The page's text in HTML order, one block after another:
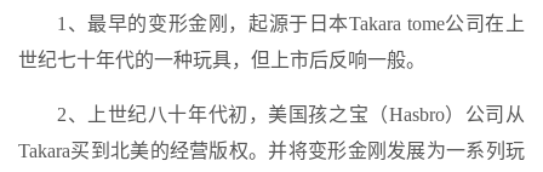
1、最早的变形金刚，起源于日本Takara tome公司在上
世纪七十年代的一种玩具，但上市后反响一般。
2、上世纪八十年代初，美国孩之宝（Hasbro）公司从
Takara买到北美的经营版权。并将变形金刚发展为一系列玩